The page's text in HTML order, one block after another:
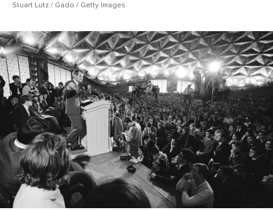
Stuart Lutz / Gado / Getty Images